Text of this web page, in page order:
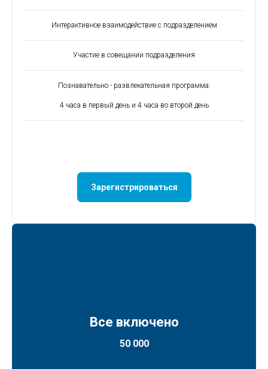
Интерактивное взаимодействие с подразделением
Участие в совещании подразделения
Познавательно - развлекательная программа:
4 часа в первый день и 4 часа во второй день
Зарегистрироваться
Все включено
50 000